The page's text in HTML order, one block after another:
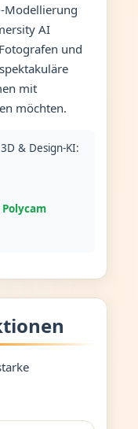
Modellierung
AI
und
mit
möchten.
& Design-KI:
Polycam